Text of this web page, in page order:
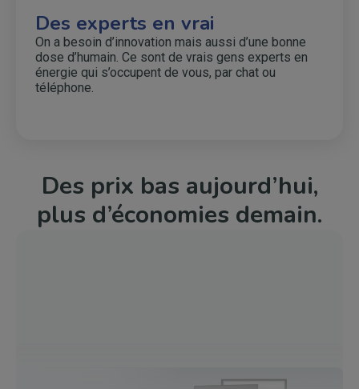
Des experts en vrai
On a besoin d’innovation mais aussi d’une bonne
dose d’humain. Ce sont de vrais gens experts en
énergie qui s’occupent de vous, par chat ou
téléphone.
Des prix bas aujourd’hui,
plus d’économies demain.